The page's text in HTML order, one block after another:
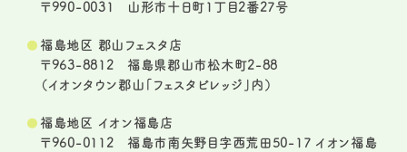
〒990-0031 山形市十日町1丁目2番27号
福島地区 郡山フェスタ店
〒963-8812 福島県郡山市松木町2-88
（イオンタウン郡山「フェスタビレッジ」内）
福島地区 イオン福島店
〒960-0112 福島市南矢野目字西荒田50-17 イオン福島